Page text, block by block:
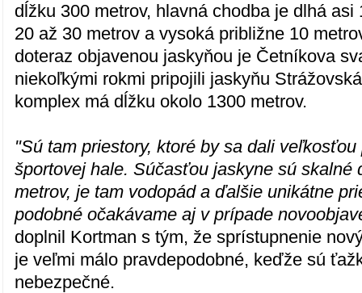
dĺžku 300 metrov, hlavná chodba je dlhá asi
20 až 30 metrov a vysoká približne 10
doteraz objavenou jaskyňou je Četníkova
niekoľkými rokmi pripojili jaskyňu
komplex má dĺžku okolo 1300 metrov.
"Sú tam priestory, ktoré by sa dali
športovej hale. Súčasťou jaskyne sú skalné
metrov, je tam vodopád a ďalšie unikátne
podobné očakávame aj v prípade
doplnil Kortman s tým, že sprístupnenie
je veľmi málo pravdepodobné, keďže sú
nebezpečné.